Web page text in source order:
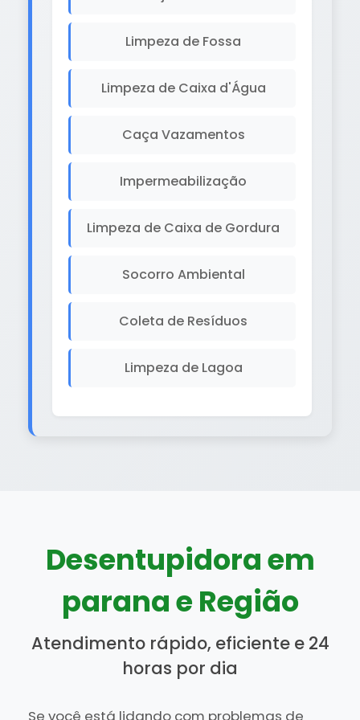
Limpeza de Fossa
Limpeza de Caixa d'Água
Caça Vazamentos
Impermeabilização
Limpeza de Caixa de Gordura
Socorro Ambiental
Coleta de Resíduos
Limpeza de Lagoa
Desentupidora em
parana e Região
Atendimento rápido, eficiente e 24
horas por dia